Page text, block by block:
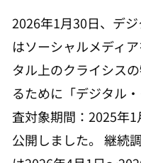
2026年1月30日、デ
はソーシャルメディ
タル上のクライシス
るために「デジタル
査対象期間：2025年
公開しました。 継続